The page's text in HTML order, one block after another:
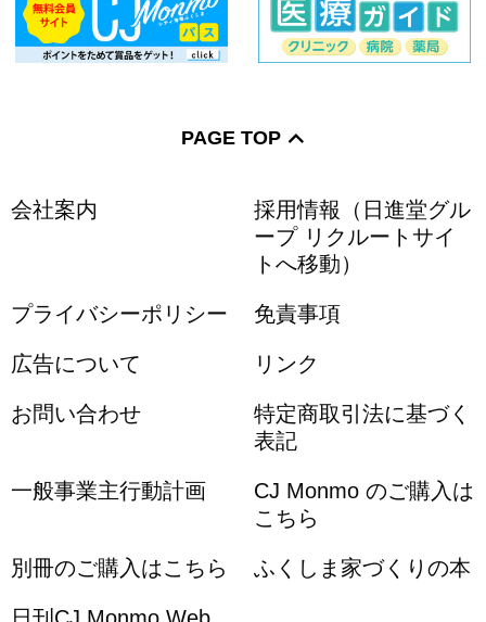
PAGE TOP
会社案内
採用情報（日進堂グル
ープ リクルートサイ
トへ移動）
プライバシーポリシー 免責事項
広告について リンク
お問い合わせ
特定商取引法に基づく
表記
一般事業主行動計画
CJ Monmo のご購入は
こちら
別冊のご購入はこちら ふくしま家づくりの本